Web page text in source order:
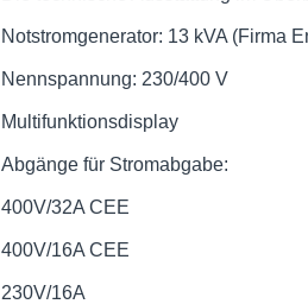
Notstromgenerator: 13 kVA (Firma
Nennspannung: 230/400 V
Multifunktionsdisplay
Abgänge für Stromabgabe:
400V/32A CEE
400V/16A CEE
230V/16A